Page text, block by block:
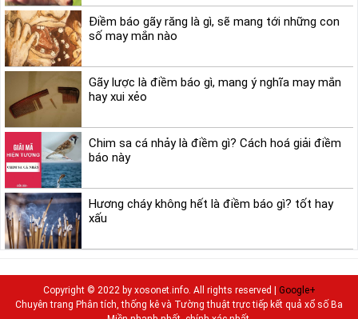
Điềm báo gãy răng là gì, sẽ mang tới những con
số may mắn nào
Gãy lược là điềm báo gì, mang ý nghĩa may mắn
hay xui xẻo
Chim sa cá nhảy là điềm gì? Cách hoá giải điềm
báo này
Hương cháy không hết là điềm báo gì? tốt hay
xấu
Copyright © 2022 by xosonet.info. All rights reserved | Google+
Chuyên trang Phân tích, thống kê và Tường thuật trực tiếp kết quả xổ số Ba